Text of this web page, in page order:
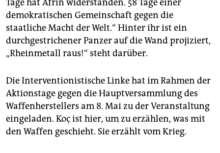
Tage hat Afrin widerstanden. 58 Tage einer
demokratischen Gemeinschaft gegen die
staatliche Macht der Welt.“ Hinter ihr ist ein
durchgestrichener Panzer auf die Wand projiziert,
„Rheinmetall raus!“ steht darüber.
Die Interventionistische Linke hat im Rahmen der
Aktionstage gegen die Hauptversammlung des
Waffenherstellers am 8. Mai zu der Veranstaltung
eingeladen. Koç ist hier, um zu erzählen, was mit
den Waffen geschieht. Sie erzählt vom Krieg.